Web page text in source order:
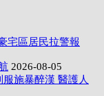
宅區居民拉警報
2026-08-05
施暴醉漢 醫護人